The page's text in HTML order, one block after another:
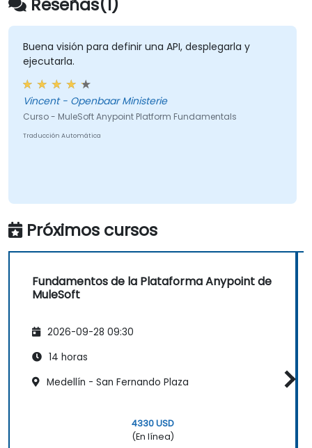
Buena visión para definir una API, desplegarla y
ejecutarla.
Vincent - Openbaar Ministerie
Curso - MuleSoft Anypoint Platform Fundamentals
Traducción Automática
Próximos cursos
Fundamentos de la Plataforma Anypoint de
MuleSoft
2026-09-28 09:30
14 horas
Medellín - San Fernando Plaza
4330 USD
(En línea)